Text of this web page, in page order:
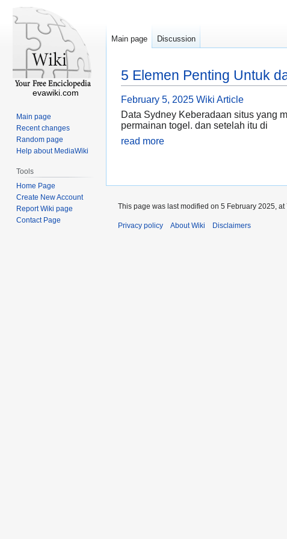
5 Elemen Penting Untuk
February 5, 2025 Wiki Article
Data Sydney Keberadaan situs yang
permainan togel. dan setelah itu di
read more
Main page Discussion
evawiki.com
Main page
Recent changes
Random page
Help about MediaWiki
Tools
Home Page
Create New Account
Report Wiki page
Contact Page
This page was last modified on 5 February 2025, at
Privacy policy About Wiki Disclaimers